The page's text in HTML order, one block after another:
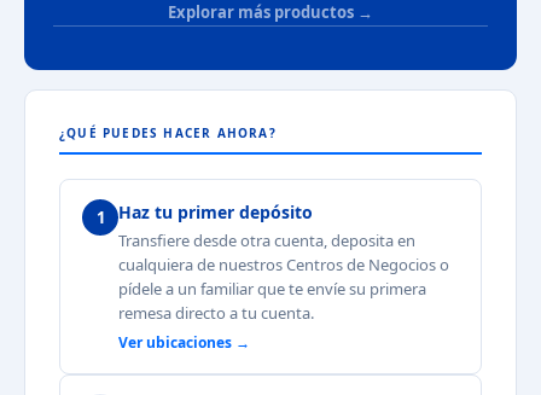
Explorar más productos →
¿QUÉ PUEDES HACER AHORA?
1 Haz tu primer depósito
Transfiere desde otra cuenta, deposita en
cualquiera de nuestros Centros de Negocios o
pídele a un familiar que te envíe su primera
remesa directo a tu cuenta.
Ver ubicaciones →